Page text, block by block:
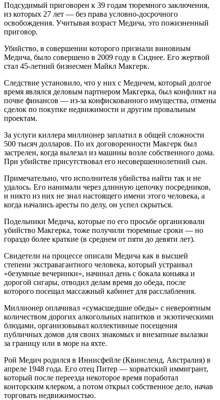
Подсудимый приговорен к 39 годам тюремного заключения,
из которых 27 лет — без права условно-досрочного
освобождения. Учитывая возраст Медича, это пожизненный
приговор.
Убийство, в совершении которого признали виновным
Медича, было совершено в 2009 году в Сиднее. Его жертвой
стал 45-летний бизнесмен Майкл Макгерк.
Следствие установило, что у них с Медичем, который долгое
время являлся деловым партнером Макгерка, был конфликт на
почве финансов — из-за конфискованного имущества, отмены
сделок по покупке недвижимости и другим провальным
проектам.
За услуги киллера миллионер заплатил в общей сложности
500 тысяч долларов. По их договоренности Макгерк был
застрелен, когда вылезал из машины возле собственного дома.
При убийстве присутствовал его несовершеннолетний сын.
Примечательно, что исполнителя убийства найти так и не
удалось. Его нанимали через длинную цепочку посредников,
и никто из них не знал настоящего имени этого человека, а
когда начались аресты по делу, он успел скрыться.
Подельники Медича, которые по его просьбе организовали
убийство Макгерка, тоже получили тюремные сроки — но
гораздо более краткие (в среднем от пяти до девяти лет).
Свидетели на процессе описали Медича как в высшей
степени экстравагантного человека, который устраивал
«безумные вечеринки», начинал день с бокала коньяка и
дорогой сигары, отводил делам время до обеда, после
которого посещал массажный кабинет для расслабления.
Миллионер оплачивал «сумасшедшие обеды» с невероятным
количеством дорогих алкогольных напитков и экзотическими
блюдами, организовывал коллективные посещения
публичных домов для своих знакомых и внезапные вылазки
за границу или в море на яхте.
Рой Медич родился в Иннисфейле (Квинсленд, Австралия) в
апреле 1948 года. Его отец Питер — хорватский иммигрант,
который после переезда некоторое время поработал
конторским клерком, а потом открыл собственное дело, начав
торговать недвижимостью.